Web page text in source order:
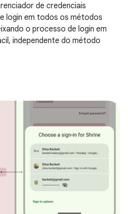
de credenciais
login em todos os métodos
o processo de login em
independente do método